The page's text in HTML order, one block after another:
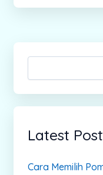
Latest Post
Cara Memilih